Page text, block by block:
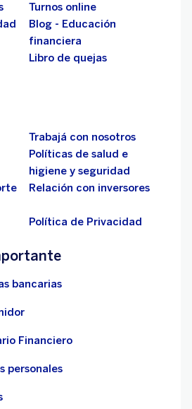
Turnos online
Blog - Educación
financiera
Libro de quejas
Trabajá con nosotros
Políticas de salud e
higiene y seguridad
Relación con inversores
Política de Privacidad
bancarias
Financiero
personales